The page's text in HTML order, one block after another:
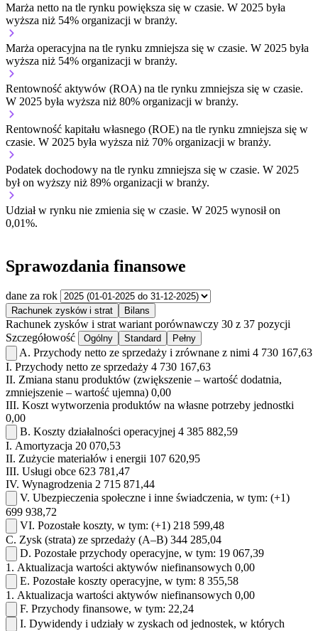
Marża netto na tle rynku powiększa się w czasie. W 2025 była
wyższa niż 54% organizacji w branży.
Marża operacyjna na tle rynku zmniejsza się w czasie. W 2025 była
wyższa niż 54% organizacji w branży.
Rentowność aktywów (ROA) na tle rynku zmniejsza się w czasie.
W 2025 była wyższa niż 80% organizacji w branży.
Rentowność kapitału własnego (ROE) na tle rynku zmniejsza się w
czasie. W 2025 była wyższa niż 70% organizacji w branży.
Podatek dochodowy na tle rynku zmniejsza się w czasie. W 2025
był on wyższy niż 89% organizacji w branży.
Udział w rynku nie zmienia się w czasie. W 2025 wynosił on
0,01%.
Sprawozdania finansowe
dane za rok
Rachunek zysków i strat Bilans
Rachunek zysków i strat wariant porównawczy 30 z 37 pozycji
Szczegółowość
Ogólny Standard Pełny
A. Przychody netto ze sprzedaży i zrównane z nimi 4 730 167,63
I. Przychody netto ze sprzedaży 4 730 167,63
II. Zmiana stanu produktów (zwiększenie – wartość dodatnia,
zmniejszenie – wartość ujemna) 0,00
III. Koszt wytworzenia produktów na własne potrzeby jednostki
0,00
B. Koszty działalności operacyjnej 4 385 882,59
I. Amortyzacja 20 070,53
II. Zużycie materiałów i energii 107 620,95
III. Usługi obce 623 781,47
IV. Wynagrodzenia 2 715 871,44
V. Ubezpieczenia społeczne i inne świadczenia, w tym: (+1)
699 938,72
VI. Pozostałe koszty, w tym: (+1) 218 599,48
C. Zysk (strata) ze sprzedaży (A–B) 344 285,04
D. Pozostałe przychody operacyjne, w tym: 19 067,39
1. Aktualizacja wartości aktywów niefinansowych 0,00
E. Pozostałe koszty operacyjne, w tym: 8 355,58
1. Aktualizacja wartości aktywów niefinansowych 0,00
F. Przychody finansowe, w tym: 22,24
I. Dywidendy i udziały w zyskach od jednostek, w których